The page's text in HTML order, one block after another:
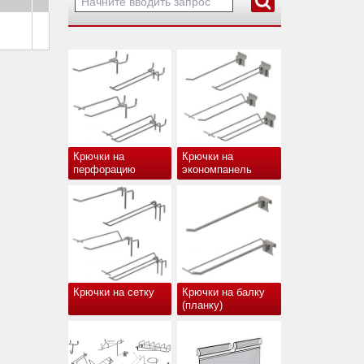
Крючки на
перфорацию
Крючки на
экономпанель
Крючки на сетку
Крючки на балку
(планку)